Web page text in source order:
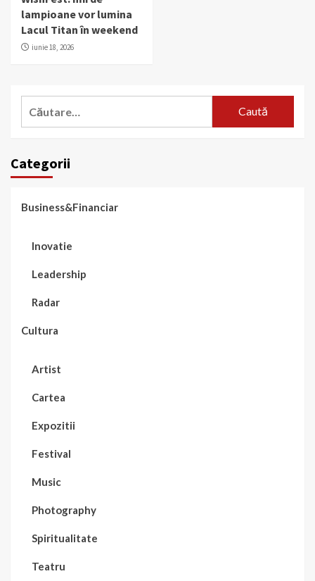
lampioane vor lumina
Lacul Titan în weekend
iunie 18, 2026
Categorii
Business&Financiar
Inovatie
Leadership
Radar
Cultura
Artist
Cartea
Expozitii
Festival
Music
Photography
Spiritualitate
Teatru